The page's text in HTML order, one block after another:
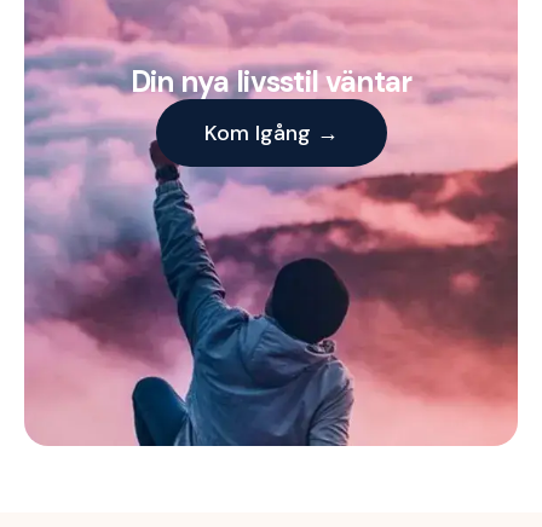
Din nya livsstil väntar
Kom Igång →